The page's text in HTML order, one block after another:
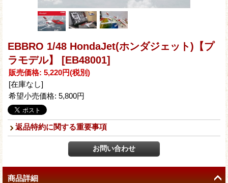
EBBRO 1/48 HondaJet(ホンダジェット)【プ
ラモデル】
[EB48001]
販売価格: 5,220円(税別)
[在庫なし]
希望小売価格: 5,800円
返品特約に関する重要事項
商品詳細